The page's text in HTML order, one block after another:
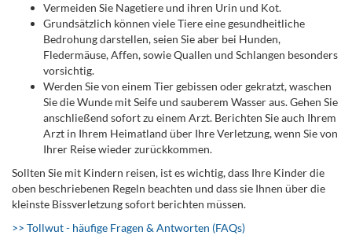
Vermeiden Sie Nagetiere und ihren Urin und Kot.
Grundsätzlich können viele Tiere eine gesundheitliche
Bedrohung darstellen, seien Sie aber bei Hunden,
Fledermäuse, Affen, sowie Quallen und Schlangen besonders
vorsichtig.
Werden Sie von einem Tier gebissen oder gekratzt, waschen
Sie die Wunde mit Seife und sauberem Wasser aus. Gehen Sie
anschließend sofort zu einem Arzt. Berichten Sie auch Ihrem
Arzt in Ihrem Heimatland über Ihre Verletzung, wenn Sie von
Ihrer Reise wieder zurückkommen.
Sollten Sie mit Kindern reisen, ist es wichtig, dass Ihre Kinder die
oben beschriebenen Regeln beachten und dass sie Ihnen über die
kleinste Bissverletzung sofort berichten müssen.
>> Tollwut - häufige Fragen & Antworten (FAQs)